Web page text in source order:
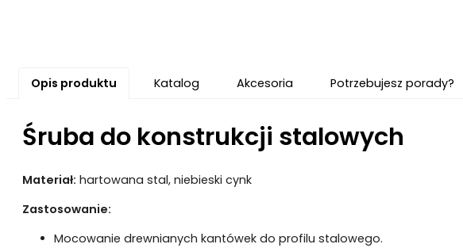
Opis produktu Katalog Akcesoria Potrzebujesz porady?
Śruba do konstrukcji stalowych
Materiał: hartowana stal, niebieski cynk
Zastosowanie:
Mocowanie drewnianych kantówek do profilu stalowego.